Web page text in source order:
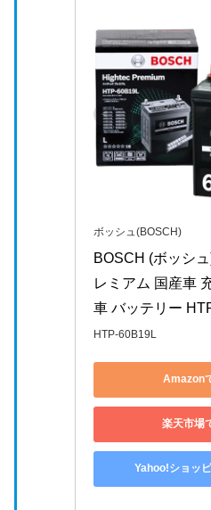
ボッシュ(BOSCH)
BOSCH (ボッシ
レミアム 国産車
車 バッテリー
HTP-60B19L
Amazon
楽天市場
Yahoo!ショッ